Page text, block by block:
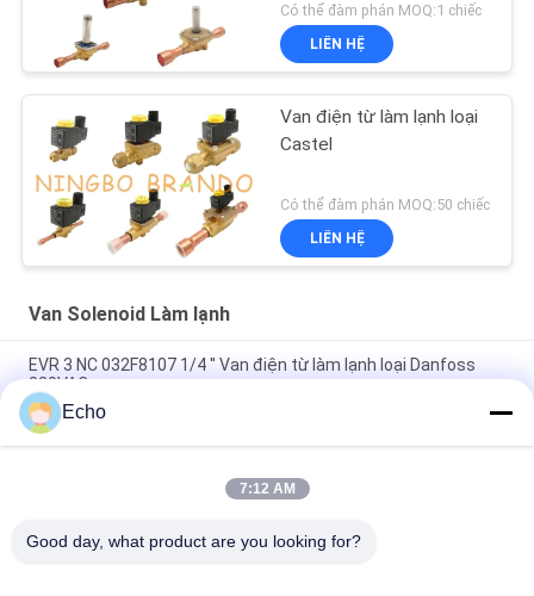
Có thể đàm phán MOQ:1 chiếc
LIÊN HỆ
Van điện từ làm lạnh loại
Castel
Có thể đàm phán MOQ:50 chiếc
LIÊN HỆ
Van Solenoid Làm lạnh
EVR 3 NC 032F8107 1/4 '' Van điện từ làm lạnh loại Danfoss
220VAC
EVR 3 NC 032F1204 3/8 '' Van điện từ làm lạnh loại Danfoss
220V
EVR 6 NC 032F8072 3/8 '' Van điện từ loại Danfoss Điện lạnh
Echo
7:12 AM
Good day, what product are you looking for?